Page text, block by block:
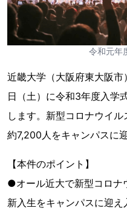
令和元年
近畿大学（大阪府東大阪
日（土）に令和3年度入学
します。新型コロナウイ
約7,200人をキャンパスに迎
【本件のポイント】
●オール近大で新型コロナ
新入生をキャンパスに迎え